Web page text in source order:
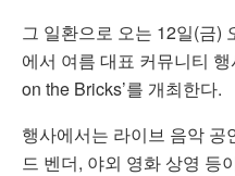
그 일환으로 오는 12일(금)
에서 여름 대표 커뮤니티
on the Bricks’를 개최한다.
행사에서는 라이브 음악 공
드 벤더, 야외 영화 상영 등